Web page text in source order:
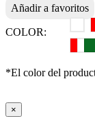
Añadir a favoritos
COLOR:
*El color del
×